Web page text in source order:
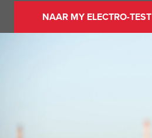
NAAR MY ELECTRO-TEST